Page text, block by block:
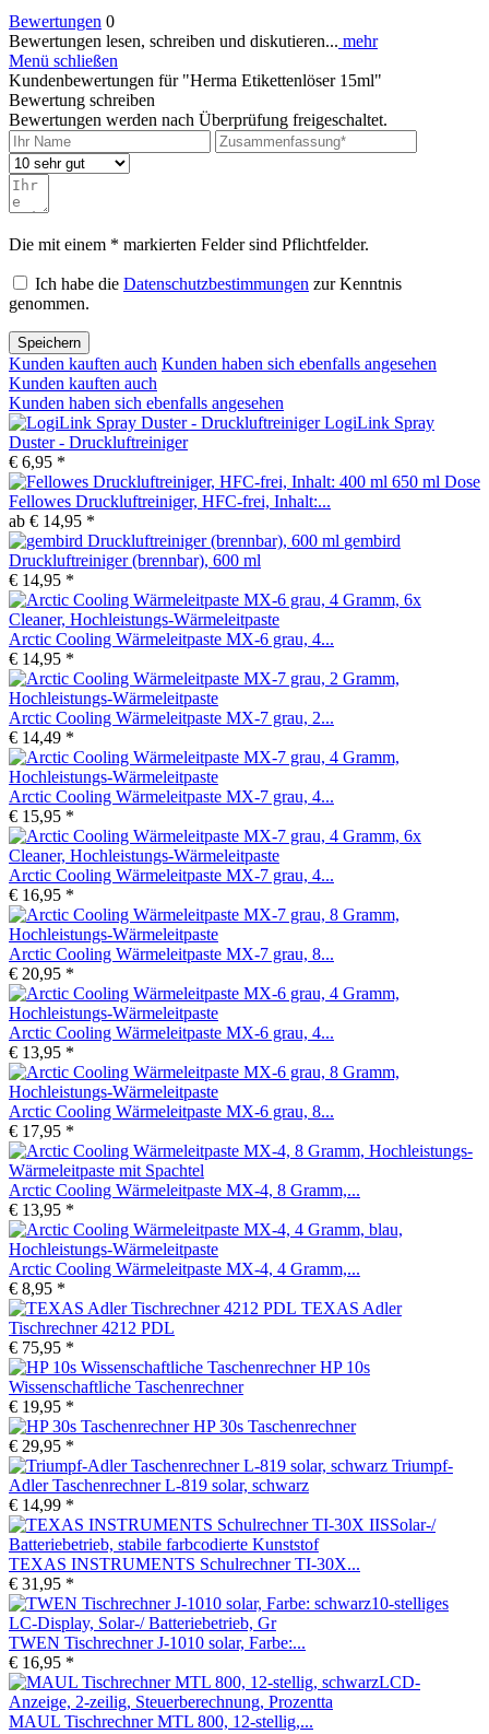
Bewertungen 0
Bewertungen lesen, schreiben und diskutieren... mehr
Menü schließen
Kundenbewertungen für "Herma Etikettenlöser 15ml"
Bewertung schreiben
Bewertungen werden nach Überprüfung freigeschaltet.
Die mit einem * markierten Felder sind Pflichtfelder.
Ich habe die Datenschutzbestimmungen zur Kenntnis
genommen.
Speichern
Kunden kauften auch Kunden haben sich ebenfalls angesehen
Kunden kauften auch
Kunden haben sich ebenfalls angesehen
LogiLink Spray
Duster - Druckluftreiniger
€ 6,95 *
Fellowes Druckluftreiniger, HFC-frei, Inhalt:...
ab € 14,95 *
gembird
Druckluftreiniger (brennbar), 600 ml
€ 14,95 *
Arctic Cooling Wärmeleitpaste MX-6 grau, 4...
€ 14,95 *
Arctic Cooling Wärmeleitpaste MX-7 grau, 2...
€ 14,49 *
Arctic Cooling Wärmeleitpaste MX-7 grau, 4...
€ 15,95 *
Arctic Cooling Wärmeleitpaste MX-7 grau, 4...
€ 16,95 *
Arctic Cooling Wärmeleitpaste MX-7 grau, 8...
€ 20,95 *
Arctic Cooling Wärmeleitpaste MX-6 grau, 4...
€ 13,95 *
Arctic Cooling Wärmeleitpaste MX-6 grau, 8...
€ 17,95 *
Arctic Cooling Wärmeleitpaste MX-4, 8 Gramm,...
€ 13,95 *
Arctic Cooling Wärmeleitpaste MX-4, 4 Gramm,...
€ 8,95 *
TEXAS Adler
Tischrechner 4212 PDL
€ 75,95 *
HP 10s
Wissenschaftliche Taschenrechner
€ 19,95 *
HP 30s Taschenrechner
€ 29,95 *
Triumpf-
Adler Taschenrechner L-819 solar, schwarz
€ 14,99 *
TEXAS INSTRUMENTS Schulrechner TI-30X...
€ 31,95 *
TWEN Tischrechner J-1010 solar, Farbe:...
€ 16,95 *
MAUL Tischrechner MTL 800, 12-stellig,...